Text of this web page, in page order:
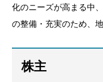
化のニーズが高まる中
の整備・充実のため、
株主